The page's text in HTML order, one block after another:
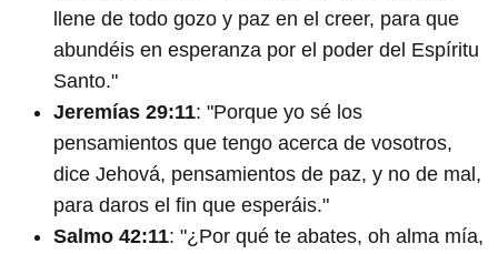
llene de todo gozo y paz en el creer, para que
abundéis en esperanza por el poder del Espíritu
Santo."
Jeremías 29:11: "Porque yo sé los
pensamientos que tengo acerca de vosotros,
dice Jehová, pensamientos de paz, y no de mal,
para daros el fin que esperáis."
Salmo 42:11: "¿Por qué te abates, oh alma mía,